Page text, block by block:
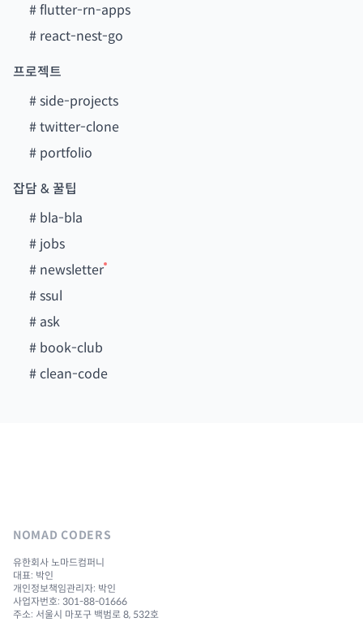
#flutter-rn-apps
# react-nest-go
프로젝트
#side-projects
#twitter-clone
# portfolio
잡담 & 꿀팁
# bla-bla
# jobs
# newsletter
#ssul
# ask
# book-club
#clean-code
NOMAD CODERS
유한회사 노마드컴퍼니
대표: 박인
개인정보책임관리자: 박인
사업자번호: 301-88-01666
주소: 서울시 마포구 백범로 8, 532호